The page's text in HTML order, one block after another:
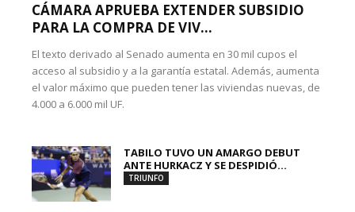
CÁMARA APRUEBA EXTENDER SUBSIDIO
PARA LA COMPRA DE VIV...
El texto derivado al Senado aumenta en 30 mil cupos el
acceso al subsidio y a la garantía estatal. Además, aumenta
el valor máximo que pueden tener las viviendas nuevas, de
4.000 a 6.000 mil UF.
TABILO TUVO UN AMARGO DEBUT
ANTE HURKACZ Y SE DESPIDIÓ...
TRIUNFO